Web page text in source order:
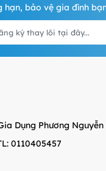
hạn, bảo vệ gia đình
Dụng Phương Nguyễn
0110405457